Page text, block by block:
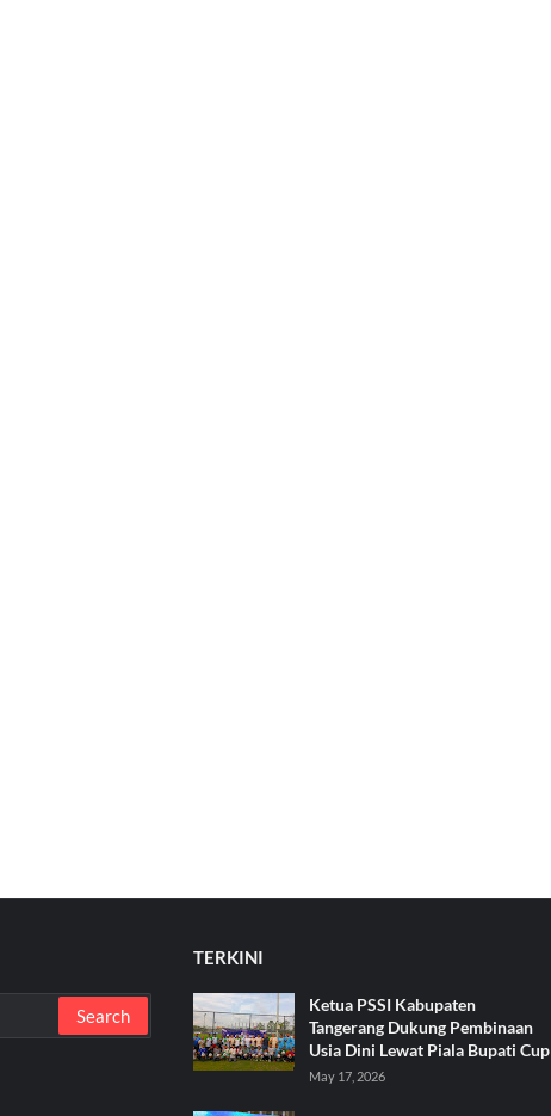
TERKINI
Ketua PSSI Kabupaten
Tangerang Dukung Pembinaan
Usia Dini Lewat Piala Bupati Cup
May 17, 2026